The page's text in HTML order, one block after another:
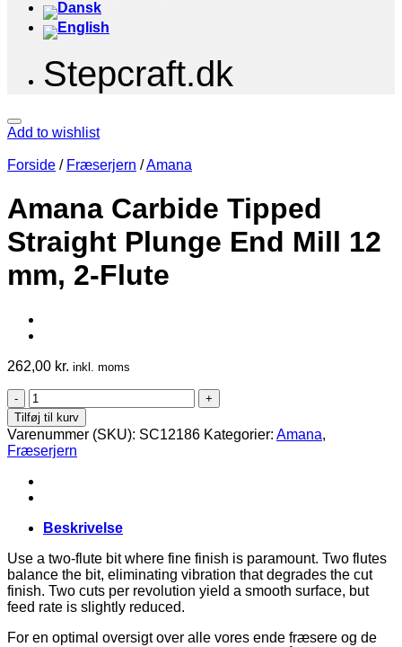
Stepcraft.dk
Add to wishlist
Forside / Fræserjern /Amana
Amana Carbide Tipped
Straight Plunge End Mill 12
mm, 2-Flute
262,00 kr. inkl. moms
Amana
Carbide
Tipped
Straight
Plunge
End
Mill
mm,
Flute
antal
Tilføj til kurv
Varenummer (SKU): SC12186 Kategorier: Amana,
Fræserjern
Beskrivelse
Use a two-flute bit where fine finish is paramount. Two flutes
balance the bit, eliminating vibration that degrades the cut
finish. Two cuts per revolution yield a smooth surface, but
feed rate is slightly reduced.
For en optimal oversigt over alle vores ende fræsere og de